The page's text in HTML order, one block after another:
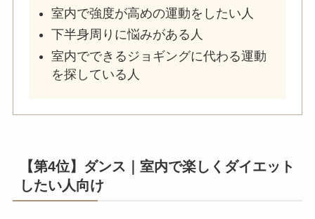
室内で強度が高めの運動をしたい人
下半身周りに悩みがある人
室内でできるジョギングに代わる運動
を探している人
【第4位】ダンス｜室内で楽しくダイエット
したい人向け